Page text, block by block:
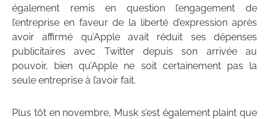
également remis en question l’engagement de
l’entreprise en faveur de la liberté d’expression après
avoir affirmé qu’Apple avait réduit ses dépenses
publicitaires avec Twitter depuis son arrivée au
pouvoir, bien qu’Apple ne soit certainement pas la
seule entreprise à l’avoir fait.
Plus tôt en novembre, Musk s’est également plaint que